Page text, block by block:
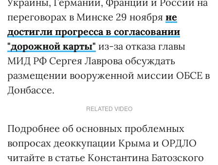
переговорах в Минске 29 ноября не
достигли прогресса в согласовании
"дорожной карты" из-за отказа главы
МИД РФ Сергея Лаврова обсуждать
размещении вооруженной миссии ОБСЕ в
Донбассе.
RELATED VIDEO
Подробнее об основных проблемных
вопросах деоккупации Крыма и ОРДЛО
читайте в статье Константина Батозского